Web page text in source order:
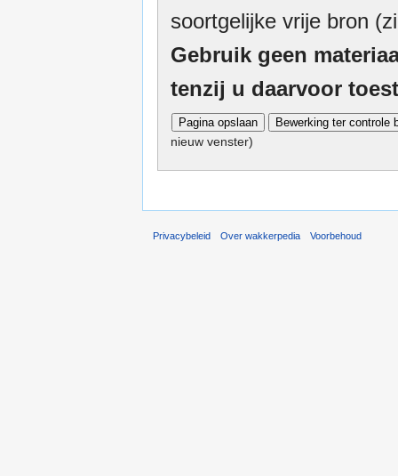
soortgelijke vrije bron
Gebruik geen
tenzij u daarvoor
nieuw venster)
Privacybeleid Over wakkerpedia Voorbehoud